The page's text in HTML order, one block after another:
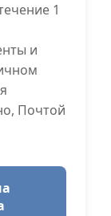
1
и
Почтой